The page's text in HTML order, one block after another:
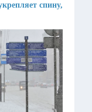
спину,